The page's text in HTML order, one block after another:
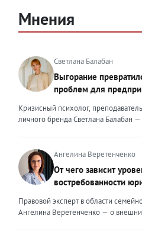
Мнения
Светлана Балабан
Выгорание
проблем для
Кризисный психолог,
личного бренда Светлана Балабан
проблемой, однако выгорание у
отличается от выгорания у наёмных
сотрудник может уйти на
на что-то начальству или сменить
себе начальник и основа системы.
на паузу, а просто начнёт разваливаться. У
Ангелина Веретенченко
От чего зависит
востребованности
Правовой эксперт в области
Ангелина Веретенченко — о внешних